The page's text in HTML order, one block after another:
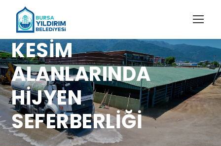
KURBAN SATIŞ VE
KESİM
ALANLARINDA
HİJYEN
SEFERBERLİĞİ